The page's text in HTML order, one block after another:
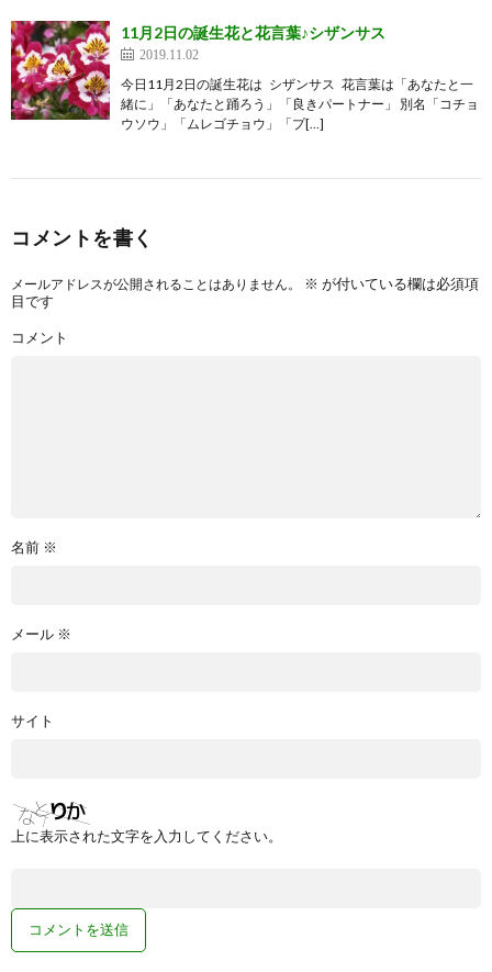
11月2日の誕生花と花言葉♪シザンサス
2019.11.02
今日11月2日の誕生花は シザンサス 花言葉は「あなたと一
緒に」「あなたと踊ろう」「良きパートナー」 別名「コチョ
ウソウ」「ムレゴチョウ」「プ[…]
コメントを書く
メールアドレスが公開されることはありません。 ※ が付いている欄は必須項
目です
コメント
名前 ※
メール ※
サイト
上に表示された文字を入力してください。